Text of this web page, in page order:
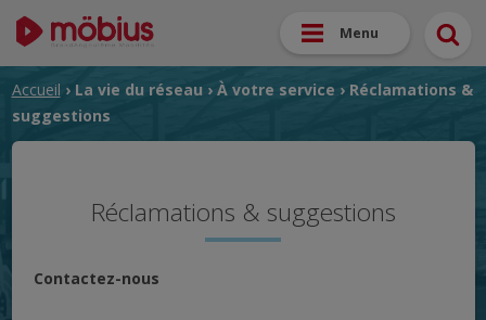
Menu
Accueil › La vie du réseau › À votre service › Réclamations &
suggestions
Réclamations & suggestions
Contactez-nous